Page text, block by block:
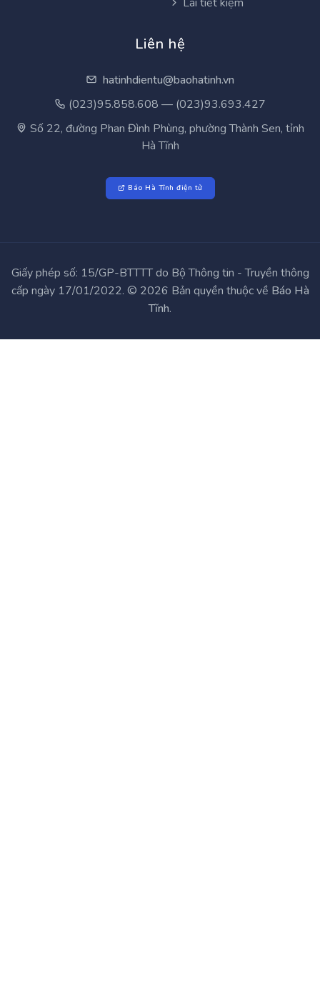
Liên hệ
hatinhdientu@baohatinh.vn
(023)95.858.608 — (023)93.693.427
Số 22, đường Phan Đình Phùng, phường Thành Sen, tỉnh
Hà Tĩnh
Báo Hà Tĩnh điện tử
Giấy phép số: 15/GP-BTTTT do Bộ Thông tin - Truyền thông
cấp ngày 17/01/2022. © 2026 Bản quyền thuộc về Báo Hà
Tĩnh.